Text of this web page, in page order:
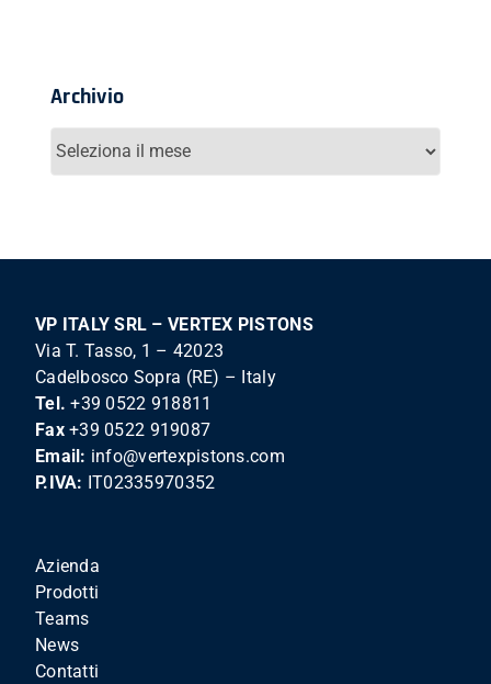
Archivio
Archivio
VP ITALY SRL – VERTEX PISTONS
Via T. Tasso, 1 – 42023
Cadelbosco Sopra (RE) – Italy
Tel. +39 0522 918811
Fax +39 0522 919087
Email: info@vertexpistons.com
P.IVA: IT02335970352
Azienda
Prodotti
Teams
News
Contatti